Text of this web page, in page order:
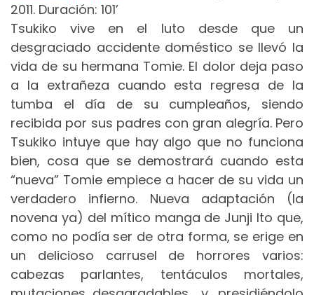
2011. Duración: 101’
Tsukiko vive en el luto desde que un
desgraciado accidente doméstico se llevó la
vida de su hermana Tomie. El dolor deja paso
a la extrañeza cuando esta regresa de la
tumba el día de su cumpleaños, siendo
recibida por sus padres con gran alegría. Pero
Tsukiko intuye que hay algo que no funciona
bien, cosa que se demostrará cuando esta
“nueva” Tomie empiece a hacer de su vida un
verdadero infierno. Nueva adaptación (la
novena ya) del mítico manga de Junji Ito que,
como no podía ser de otra forma, se erige en
un delicioso carrusel de horrores varios:
cabezas parlantes, tentáculos mortales,